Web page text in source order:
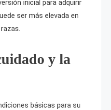
inicial para adquirir
ser más elevada en
y la
básicas para su